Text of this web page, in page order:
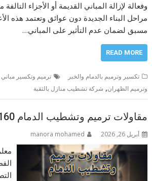
وفعالة لإزالة المباني القديمة أو الأجزاء
مراحل البناء الجديدة دون عوائق وتعتمد هذه
مسبق لضمان عدم التأثير على المباني…
READ MORE
تكسير وترميم بالدمام والخبر ترميم وتكسير
وترميم الظهران, شركة تشطيب منازل بالثقبة
مقاولات ترميم وتشطيب الدمام 0562466160
أبريل 26, 2026 manora mohamed